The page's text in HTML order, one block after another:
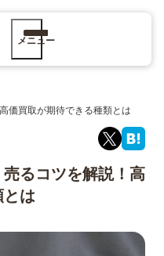
メニュー
価買取が期待できる種類とは
るコツを解説！高
は